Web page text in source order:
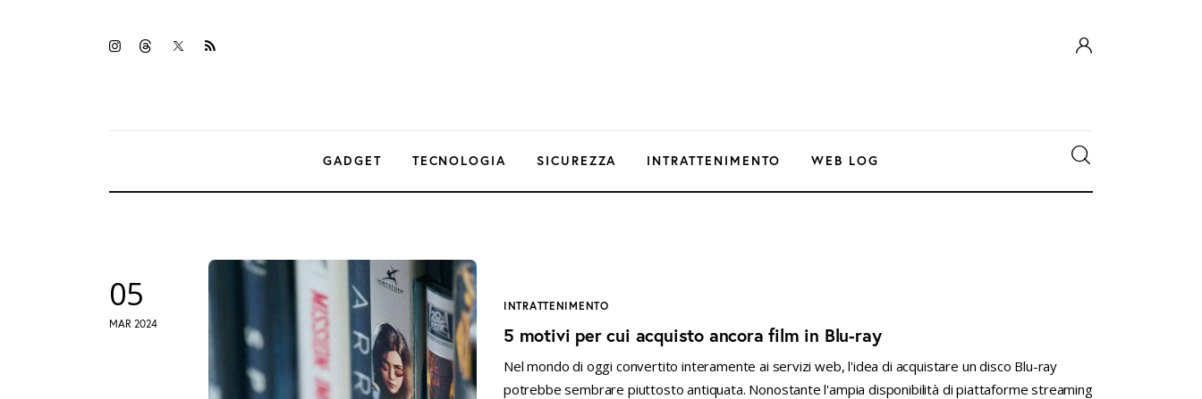
instagramm
threadstwitter-
rss
GADGET TECNOLOGIA SICUREZZA INTRATTENIMENTO WEB LOG
05
MAR 2024
INTRATTENIMENTO
5 motivi per cui acquisto ancora film in Blu-ray
Nel mondo di oggi convertito interamente ai servizi web, l'idea di acquistare un disco Blu-ray
potrebbe sembrare piuttosto antiquata. Nonostante l'ampia disponibilità di piattaforme streaming